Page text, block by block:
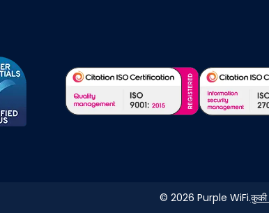
© 2026 Purple WiFi.कुकी